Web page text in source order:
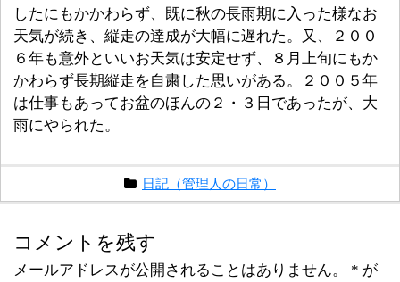
したにもかかわらず、既に秋の長雨期に入った様なお
天気が続き、縦走の達成が大幅に遅れた。又、２００
６年も意外といいお天気は安定せず、８月上旬にもか
かわらず長期縦走を自粛した思いがある。２００５年
は仕事もあってお盆のほんの２・３日であったが、大
雨にやられた。
日記（管理人の日常）
コメントを残す
メールアドレスが公開されることはありません。 * が